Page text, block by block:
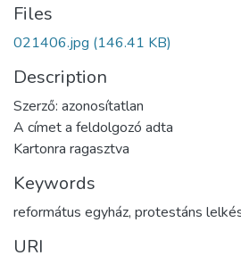
Files
021406.jpg (146.41 KB)
Description
Szerző: azonosítatlan
A címet a feldolgozó adta
Kartonra ragasztva
Keywords
református egyház, protestáns
URI